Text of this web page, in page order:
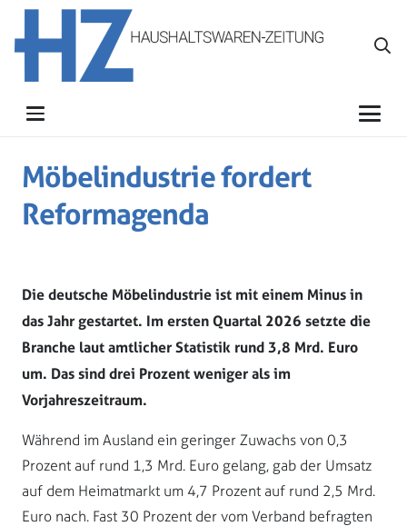
Möbelindustrie fordert
Reformagenda
Die deutsche Möbelindustrie ist mit einem Minus in
das Jahr gestartet. Im ersten Quartal 2026 setzte die
Branche laut amtlicher Statistik rund 3,8 Mrd. Euro
um. Das sind drei Prozent weniger als im
Vorjahreszeitraum.
Während im Ausland ein geringer Zuwachs von 0,3
Prozent auf rund 1,3 Mrd. Euro gelang, gab der Umsatz
auf dem Heimatmarkt um 4,7 Prozent auf rund 2,5 Mrd.
Euro nach. Fast 30 Prozent der vom Verband befragten